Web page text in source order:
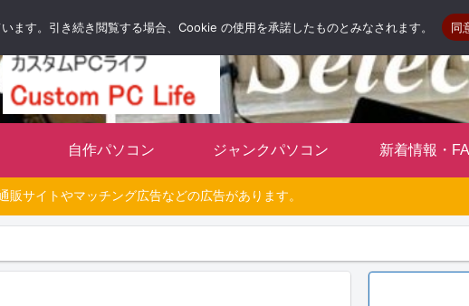
自分だけのオリジナルパソコンを持とう
自作パソコン ジャンクパソコン 新着情報・
販サイトやマッチング広告などの広告があります。
す。引き続き閲覧する場合、Cookie の使用を承諾したものとみなされます。 同